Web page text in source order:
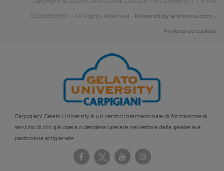
13239980967 - All Rights Reserved - Powered by antherica.com -
Preferenze cookies
Carpigiani Gelato University è un centro internazionale di formazione al
servizio di chi già opera o desidera operare nel settore della gelateria e
pasticceria artigianale.